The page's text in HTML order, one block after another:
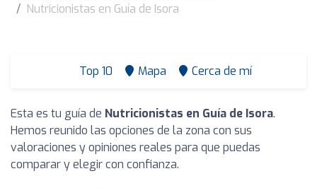
Nutricionistas en Guía de Isora
Top 10 Mapa Cerca de mí
Esta es tu guía de Nutricionistas en Guía de Isora.
Hemos reunido las opciones de la zona con sus
valoraciones y opiniones reales para que puedas
comparar y elegir con confianza.